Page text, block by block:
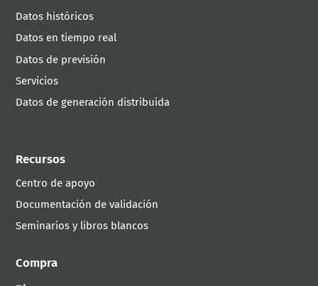
Datos históricos
Datos en tiempo real
Datos de previsión
Servicios
Datos de generación distribuida
Recursos
Centro de apoyo
Documentación de validación
Seminarios y libros blancos
Compra